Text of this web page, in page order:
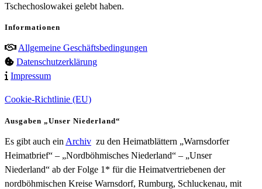
Tschechoslowakei gelebt haben.
Informationen
Allgemeine Geschäftsbedingungen
Datenschutzerklärung
Impressum
Cookie-Richtlinie (EU)
Ausgaben „Unser Niederland“
Es gibt auch ein Archiv zu den Heimatblättern „Warnsdorfer
Heimatbrief“ – „Nordböhmisches Niederland“ – „Unser
Niederland“ ab der Folge 1* für die Heimatvertriebenen der
nordböhmischen Kreise Warnsdorf, Rumburg, Schluckenau, mit